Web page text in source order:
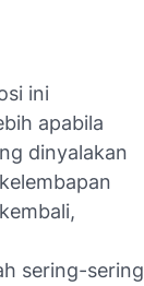
ini
apabila
dinyalakan
sering-sering